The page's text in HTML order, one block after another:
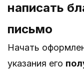
написать
письмо
Начать
указания его